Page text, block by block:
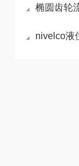
椭圆齿轮
nivelco液